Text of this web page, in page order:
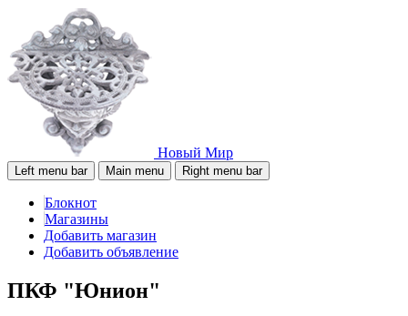
Новый Мир
Left menu bar Main menu Right menu bar
Блокнот
Магазины
Добавить магазин
Добавить объявление
ПКФ "Юнион"